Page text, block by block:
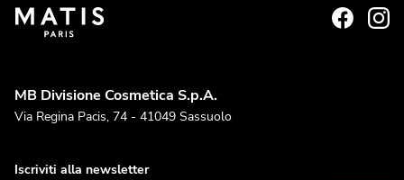
MB Divisione Cosmetica S.p.A.
Via Regina Pacis, 74 - 41049 Sassuolo
Iscriviti alla newsletter